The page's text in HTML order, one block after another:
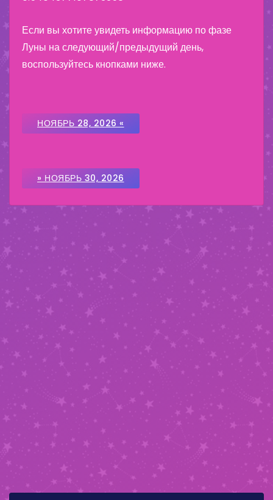
Если вы хотите увидеть информацию по фазе
Луны на следующий/предыдущий день,
воспользуйтесь кнопками ниже.
НОЯБРЬ 28, 2026 «
» НОЯБРЬ 30, 2026